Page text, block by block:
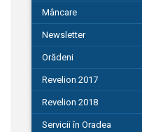
Mâncare
Newsletter
Orădeni
Revelion 2017
Revelion 2018
Servicii în Oradea